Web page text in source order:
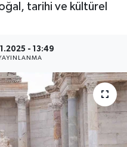
tarihi ve kültürel
- 13:49